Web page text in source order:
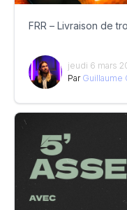
FRR – Livraison de
jeudi 6 mars
Par Guillaume